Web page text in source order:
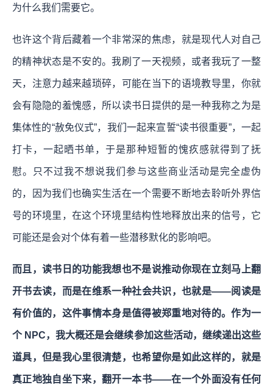
为什么我们需要它。
也许这个背后藏着一个非常深的焦虑，就是现代人对自己
的精神状态是不安的。我刷了一天视频，或者我玩了一整
天，注意力越来越琐碎，可能在当下的语境教导里，你就
会有隐隐的羞愧感，所以读书日提供的是一种我称之为是
集体性的“赦免仪式”，我们一起来宣誓“读书很重要”，一起
打卡，一起晒书单，于是那种短暂的愧疚感就得到了抚
慰。只不过我不想说我们参与这些商业活动是完全虚伪
的，因为我们也确实生活在一个需要不断地去聆听外界信
号的环境里，在这个环境里结构性地释放出来的信号，它
可能还是会对个体有着一些潜移默化的影响吧。
而且，读书日的功能我想也不是说推动你现在立刻马上翻
开书去读，而是在维系一种社会共识，也就是——阅读是
有价值的，这件事情本身是值得被郑重地对待的。作为一
个 NPC，我大概还是会继续参加这些活动，继续递出这些
道具，但是我心里很清楚，也希望你是如此这样的，就是
真正地独自坐下来，翻开一本书——在一个外面没有任何